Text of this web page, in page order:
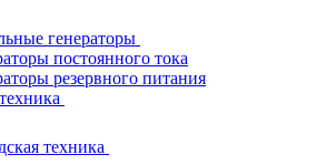
генераторы
постоянного тока
резервного питания
техника